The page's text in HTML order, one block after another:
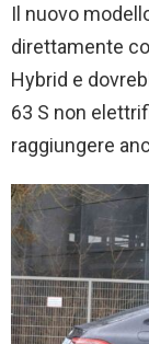
Il nuovo
direttamente
Hybrid e
63 S non
raggiungere